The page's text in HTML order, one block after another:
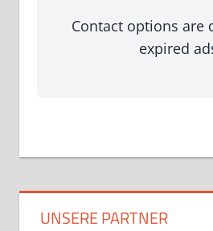
Contact options are
expired
UNSERE PARTNER